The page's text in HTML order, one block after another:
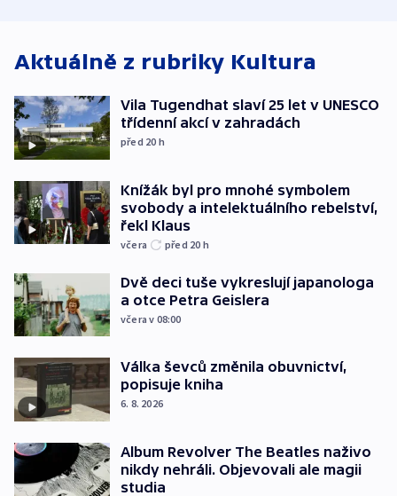
Aktuálně z rubriky Kultura
Vila Tugendhat slaví 25 let v UNESCO
třídenní akcí v zahradách
před 20 h
Knížák byl pro mnohé symbolem
svobody a intelektuálního rebelství,
řekl Klaus
včera před 20 h
Dvě deci tuše vykreslují japanologa
a otce Petra Geislera
včera v 08:00
Válka ševců změnila obuvnictví,
popisuje kniha
6. 8. 2026
Album Revolver The Beatles naživo
nikdy nehráli. Objevovali ale magii
studia